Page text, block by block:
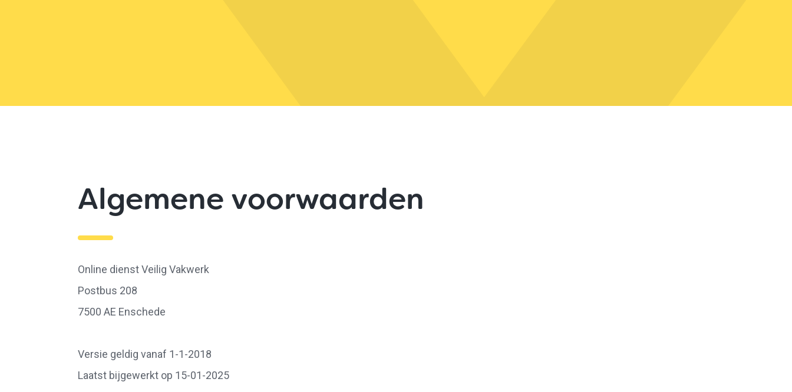
Algemene voorwaarden
Online dienst Veilig Vakwerk
Postbus 208
7500 AE Enschede
Versie geldig vanaf 1-1-2018
Laatst bijgewerkt op 15-01-2025